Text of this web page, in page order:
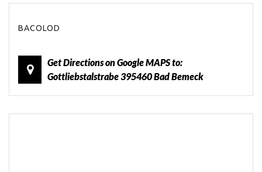
BACOLOD
Get Directions on Google MAPS to:
Gottliebstalstrabe 395460 Bad Bemeck